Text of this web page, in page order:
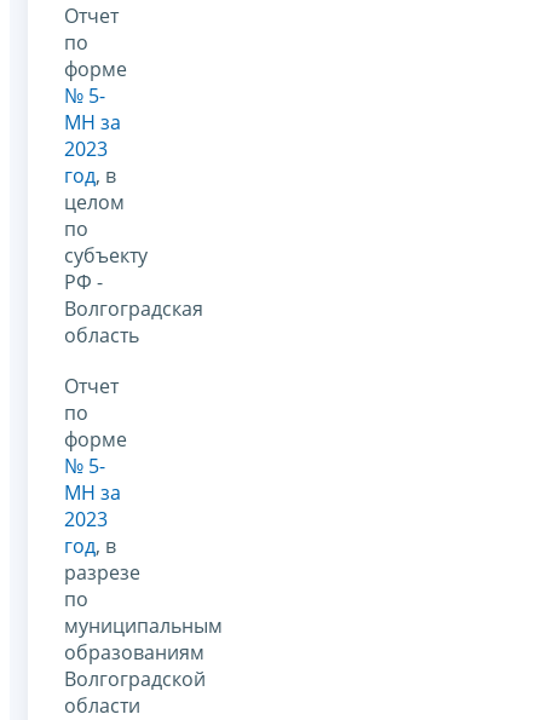
Отчет
по
форме
№ 5-
МН за
2023
год, в
целом
по
субъекту
РФ -
Волгоградская
область
Отчет
по
форме
№ 5-
МН за
2023
год, в
разрезе
по
муниципальным
образованиям
Волгоградской
области